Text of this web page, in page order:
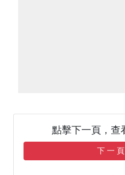
點擊下一頁，查
下 一 頁